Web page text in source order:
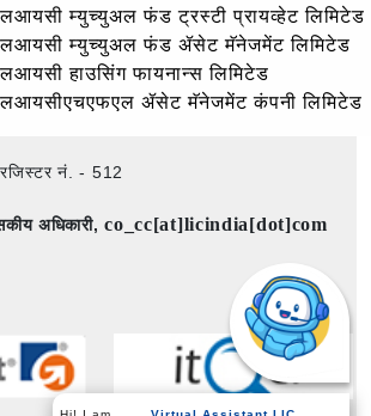
म्युच्युअल फंड ट्रस्टी प्रायव्हेट लिमिटेड
म्युच्युअल फंड ॲसेट मॅनेजमेंट लिमिटेड
हाउसिंग फायनान्स लिमिटेड
ॲसेट मॅनेजमेंट कंपनी लिमिटेड
नं. - 512
अधिकारी, co_cc[at]licindia[dot]com